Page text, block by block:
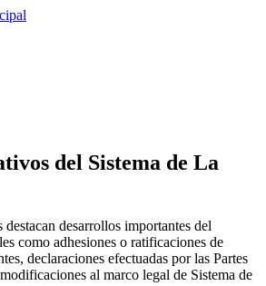
del Sistema de La
desarrollos importantes del
como adhesiones o ratificaciones de
declaraciones efectuadas por las Partes
al marco legal de Sistema de